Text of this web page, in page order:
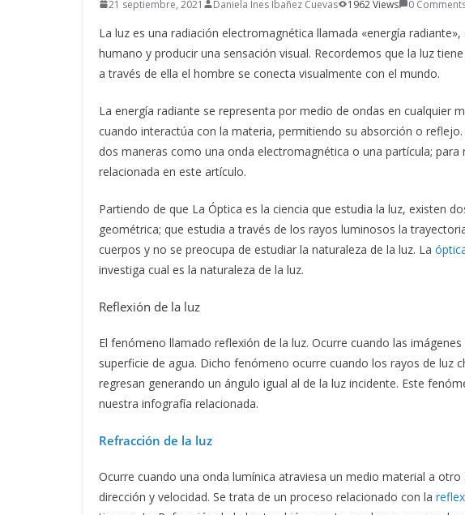
21 septiembre, 2021 Daniela Ines Ibañez Cuevas 1962 Views 0
La luz es una radiación electromagnética llamada «energía
humano y producir una sensación visual. Recordemos que la luz
a través de ella el hombre se conecta visualmente con el mundo.
La energía radiante se representa por medio de ondas en cualquier
cuando interactúa con la materia, permitiendo su absorción o
dos maneras como una onda electromagnética o una partícula;
relacionada en este artículo.
Partiendo de que La Óptica es la ciencia que estudia la luz, existen
geométrica; que estudia a través de los rayos luminosos la
cuerpos y no se preocupa de estudiar la naturaleza de la luz. La
investiga cual es la naturaleza de la luz.
Reflexión de la luz
El fenómeno llamado reflexión de la luz. Ocurre cuando las
superficie de agua. Dicho fenómeno ocurre cuando los rayos de luz
regresan generando un ángulo igual al de la luz incidente. Este
nuestra infografía relacionada.
Refracción de la luz
Ocurre cuando una onda lumínica atraviesa un medio material a
dirección y velocidad. Se trata de un proceso relacionado con la